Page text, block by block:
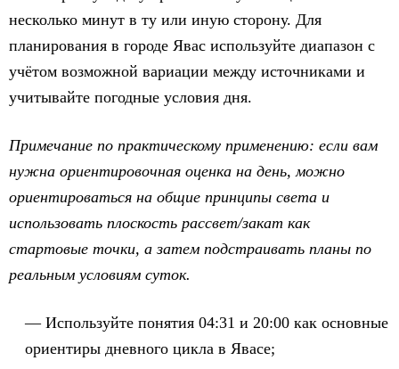
несколько минут в ту или иную сторону. Для
планирования в городе Явас используйте диапазон с
учётом возможной вариации между источниками и
учитывайте погодные условия дня.
Примечание по практическому применению: если вам
нужна ориентировочная оценка на день, можно
ориентироваться на общие принципы света и
использовать плоскость рассвет/закат как
стартовые точки, а затем подстраивать планы по
реальным условиям суток.
Используйте понятия 04:31 и 20:00 как основные
ориентиры дневного цикла в Явасе;